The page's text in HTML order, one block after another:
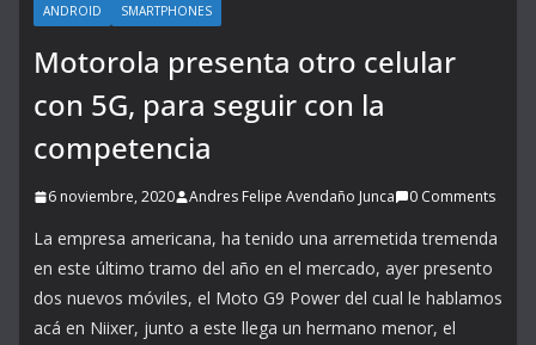
ANDROID SMARTPHONES
Motorola presenta otro celular
con 5G, para seguir con la
competencia
6 noviembre, 2020 Andres Felipe Avendaño Junca 0 Comments
La empresa americana, ha tenido una arremetida tremenda
en este último tramo del año en el mercado, ayer presento
dos nuevos móviles, el Moto G9 Power del cual le hablamos
acá en Niixer, junto a este llega un hermano menor, el